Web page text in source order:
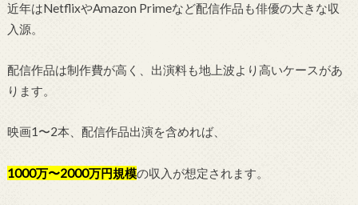
近年はNetflixやAmazon Primeなど配信作品も俳優の大きな収
入源。
配信作品は制作費が高く、出演料も地上波より高いケースがあ
ります。
映画1〜2本、配信作品出演を含めれば、
1000万〜2000万円規模の収入が想定されます。